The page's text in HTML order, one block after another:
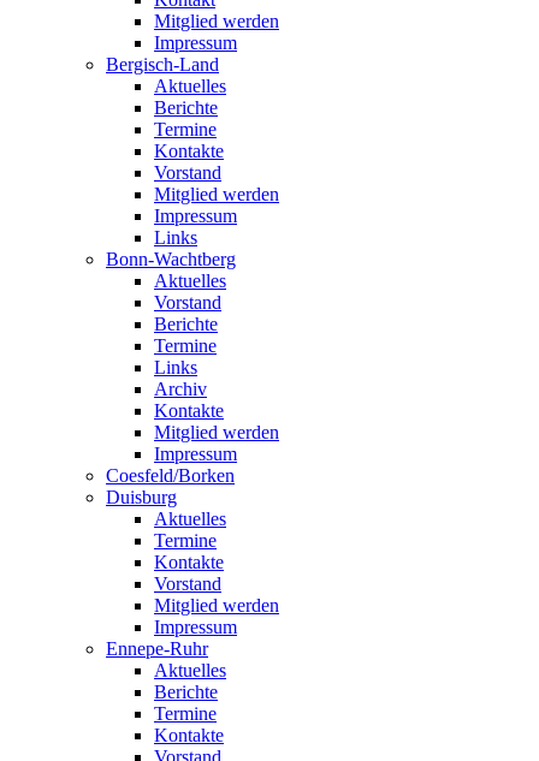
Mitglied werden
Impressum
Bergisch-Land
Aktuelles
Berichte
Termine
Kontakte
Vorstand
Mitglied werden
Impressum
Links
Bonn-Wachtberg
Aktuelles
Vorstand
Berichte
Termine
Links
Archiv
Kontakte
Mitglied werden
Impressum
Coesfeld/Borken
Duisburg
Aktuelles
Termine
Kontakte
Vorstand
Mitglied werden
Impressum
Ennepe-Ruhr
Aktuelles
Berichte
Termine
Kontakte
Vorstand